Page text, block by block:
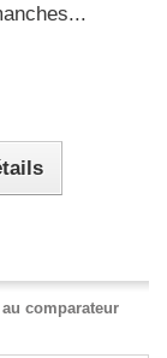
comparateur